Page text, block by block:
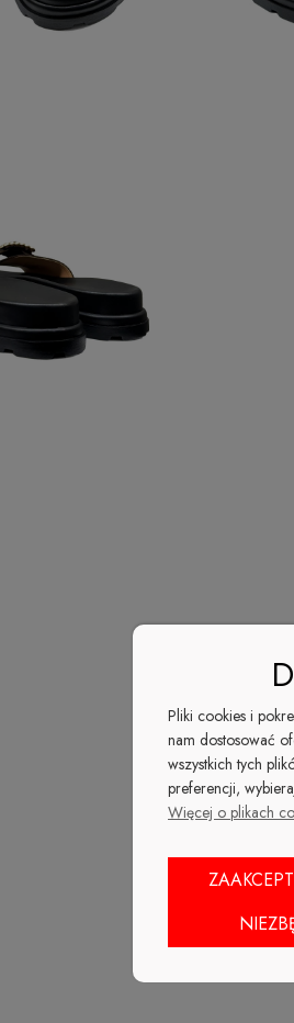
Pliki cookies i
nam dostosować
wszystkich tych
preferencji,
Więcej o plikach